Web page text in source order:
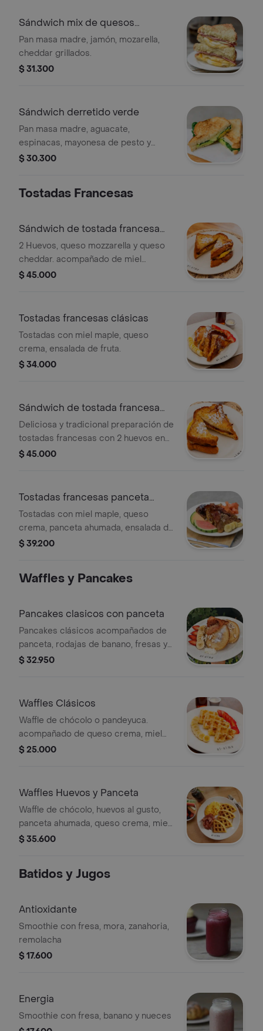
Sándwich mix de quesos
grillados
Pan masa madre, jamón, mozarella,
cheddar grillados.
$ 31.300
Sándwich derretido verde
Pan masa madre, aguacate,
espinacas, mayonesa de pesto y
queso mozzarella.
$ 30.300
Tostadas Francesas
Sándwich de tostada francesa
con jamón
2 Huevos, queso mozzarella y queso
cheddar. acompañado de miel
mapple. incluye porción de fruta.
$ 45.000
Tostadas francesas clásicas
Tostadas con miel maple, queso
crema, ensalada de fruta.
$ 34.000
Sándwich de tostada francesa
con panceta
Deliciosa y tradicional preparación de
tostadas francesas con 2 huevos en
tortilla, panceta, queso mozzarella,
$ 45.000
Tostadas francesas panceta
ahumada
Tostadas con miel maple, queso
crema, panceta ahumada, ensalada de
fruta.
$ 39.200
Waffles y Pancakes
Pancakes clasicos con panceta
Pancakes clásicos acompañados de
panceta, rodajas de banano, fresas y
almendras laminadas.
$ 32.950
Waffles Clásicos
Waffle de chócolo o pandeyuca.
acompañado de queso crema, miel
maple y porción de frutas.
$ 25.000
Waffles Huevos y Panceta
Waffle de chócolo, huevos al gusto,
panceta ahumada, queso crema, miel
maple y porción de frutas.
$ 35.600
Batidos y Jugos
Antioxidante
Smoothie con fresa, mora, zanahoria,
remolacha
$ 17.600
Energia
Smoothie con fresa, banano y nueces